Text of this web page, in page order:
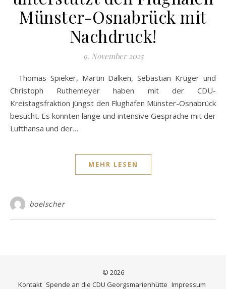
Münster-Osnabrück mit
Nachdruck!
9. November 2025
Thomas Spieker, Martin Dälken, Sebastian Krüger und
Christoph Ruthemeyer haben mit der CDU-
Kreistagsfraktion jüngst den Flughafen Münster-Osnabrück
besucht. Es konnten lange und intensive Gespräche mit der
Lufthansa und der…
MEHR LESEN
boelscher
© 2026
Kontakt Spende an die CDU Georgsmarienhütte Impressum